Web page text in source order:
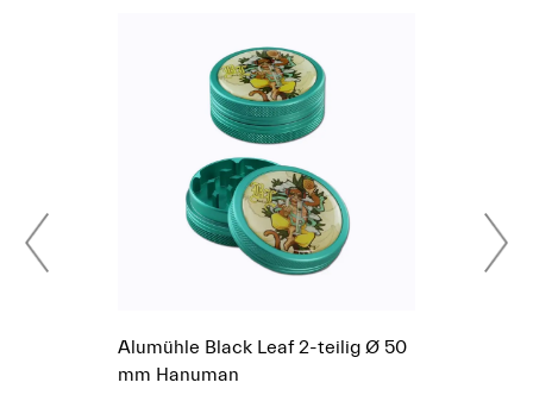
Stil. Unser Versand erfolgt schnell, sicher und diskret aus
Alumühle Black Leaf 2-teilig Ø 50
mm Hanuman